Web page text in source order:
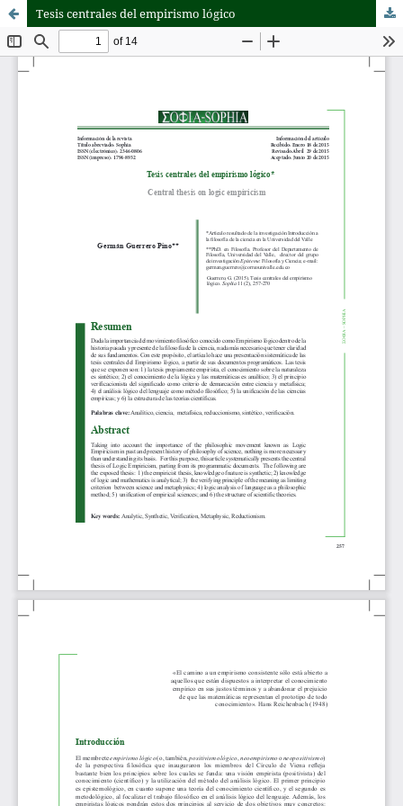
Tesis centrales del empirismo lógico